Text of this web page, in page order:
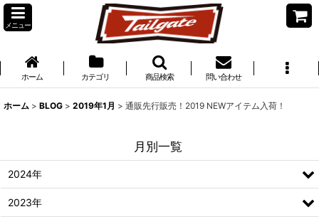
メニュー
ホーム カテゴリ 商品検索 問い合わせ
ホーム > BLOG > 2019年1月 > 通販先行販売！2019 NEWアイテム入荷！
月別一覧
2024年
2023年